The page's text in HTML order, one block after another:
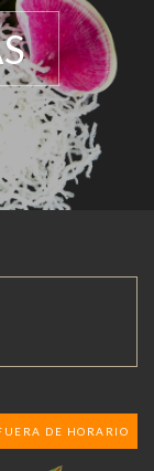
DE HORARIO